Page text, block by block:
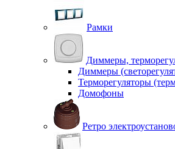
Рамки
Диммеры,
Диммеры
Терморегуляторы
Домофоны
Ретро